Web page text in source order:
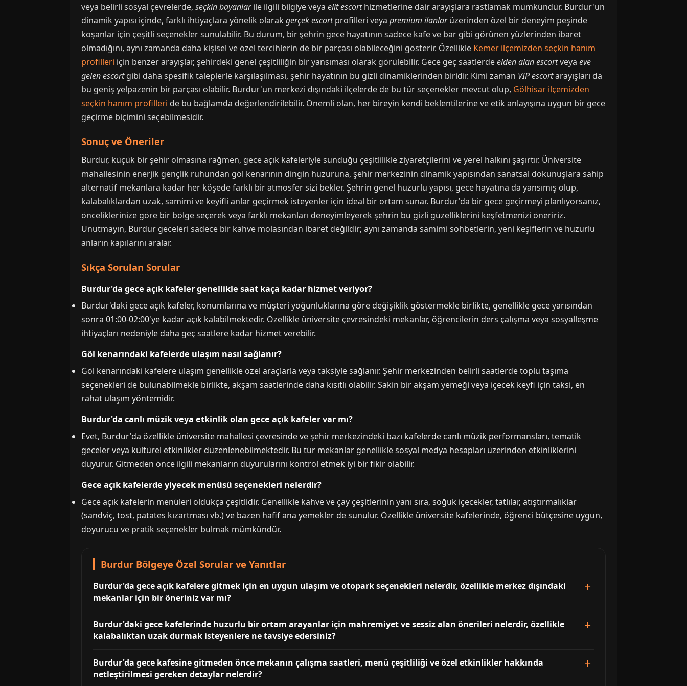
veya belirli sosyal çevrelerde, seçkin bayanlarile ilgili bilgiye veya elit escorthizmetlerine dair arayışlara rastlamak mümkündür. Burdur'un
dinamik yapısı içinde, farklı ihtiyaçlara yönelik olarak gerçek escortprofilleri veya premium ilanlarüzerinden özel bir deneyim peşinde
koşanlar için çeşitli seçenekler sunulabilir. Bu durum, bir şehrin gece hayatının sadece kafe ve bar gibi görünen yüzlerinden ibaret
olmadığını, aynı zamanda daha kişisel ve özel tercihlerin de bir parçası olabileceğini gösterir. Özellikle Kemer ilçemizden seçkin hanım
profilleri için benzer arayışlar, şehirdeki genel çeşitliliğin bir yansıması olarak görülebilir. Gece geç saatlerdeelden alan escortveya eve
gelen escortgibi daha spesifik taleplerle karşılaşılması, şehir hayatının bu gizli dinamiklerinden biridir. Kimi zaman VIP escortarayışları da
bu geniş yelpazenin bir parçası olabilir. Burdur'un merkezi dışındaki ilçelerde de bu tür seçenekler mevcut olup, Gölhisar ilçemizden
seçkin hanım profilleri de bu bağlamda değerlendirilebilir. Önemli olan, her bireyin kendi beklentilerine ve etik anlayışına uygun bir gece
geçirme biçimini seçebilmesidir.
Sonuç ve Öneriler
Burdur, küçük bir şehir olmasına rağmen, gece açık kafeleriyle sunduğu çeşitlilikle ziyaretçilerini ve yerel halkını şaşırtır. Üniversite
mahallesinin enerjik gençlik ruhundan göl kenarının dingin huzuruna, şehir merkezinin dinamik yapısından sanatsal dokunuşlara sahip
alternatif mekanlara kadar her köşede farklı bir atmosfer sizi bekler. Şehrin genel huzurlu yapısı, gece hayatına da yansımış olup,
kalabalıklardan uzak, samimi ve keyifli anlar geçirmek isteyenler için ideal bir ortam sunar. Burdur'da bir gece geçirmeyi planlıyorsanız,
önceliklerinize göre bir bölge seçerek veya farklı mekanları deneyimleyerek şehrin bu gizli güzelliklerini keşfetmenizi öneririz.
Unutmayın, Burdur geceleri sadece bir kahve molasından ibaret değildir; aynı zamanda samimi sohbetlerin, yeni keşiflerin ve huzurlu
anların kapılarını aralar.
Sıkça Sorulan Sorular
Burdur'da gece açık kafeler genellikle saat kaça kadar hizmet veriyor?
Burdur'daki gece açık kafeler, konumlarına ve müşteri yoğunluklarına göre değişiklik göstermekle birlikte, genellikle gece yarısından
sonra 01:00-02:00'ye kadar açık kalabilmektedir. Özellikle üniversite çevresindeki mekanlar, öğrencilerin ders çalışma veya sosyalleşme
ihtiyaçları nedeniyle daha geç saatlere kadar hizmet verebilir.
Göl kenarındaki kafelerde ulaşım nasıl sağlanır?
Göl kenarındaki kafelere ulaşım genellikle özel araçlarla veya taksiyle sağlanır. Şehir merkezinden belirli saatlerde toplu taşıma
seçenekleri de bulunabilmekle birlikte, akşam saatlerinde daha kısıtlı olabilir. Sakin bir akşam yemeği veya içecek keyfi için taksi, en
rahat ulaşım yöntemidir.
Burdur'da canlı müzik veya etkinlik olan gece açık kafeler var mı?
Evet, Burdur'da özellikle üniversite mahallesi çevresinde ve şehir merkezindeki bazı kafelerde canlı müzik performansları, tematik
geceler veya kültürel etkinlikler düzenlenebilmektedir. Bu tür mekanlar genellikle sosyal medya hesapları üzerinden etkinliklerini
duyurur. Gitmeden önce ilgili mekanların duyurularını kontrol etmek iyi bir fikir olabilir.
Gece açık kafelerde yiyecek menüsü seçenekleri nelerdir?
Gece açık kafelerin menüleri oldukça çeşitlidir. Genellikle kahve ve çay çeşitlerinin yanı sıra, soğuk içecekler, tatlılar, atıştırmalıklar
(sandviç, tost, patates kızartması vb.) ve bazen hafif ana yemekler de sunulur. Özellikle üniversite kafelerinde, öğrenci bütçesine uygun,
doyurucu ve pratik seçenekler bulmak mümkündür.
Burdur Bölgeye Özel Sorular ve Yanıtlar
Burdur'da gece açık kafelere gitmek için en uygun ulaşım ve otopark seçenekleri nelerdir, özellikle merkez dışındaki
mekanlar için bir öneriniz var mı?
Burdur'daki gece kafelerinde huzurlu bir ortam arayanlar için mahremiyet ve sessiz alan önerileri nelerdir, özellikle
kalabalıktan uzak durmak isteyenlere ne tavsiye edersiniz?
Burdur'da gece kafesine gitmeden önce mekanın çalışma saatleri, menü çeşitliliği ve özel etkinlikler hakkında
netleştirilmesi gereken detaylar nelerdir?